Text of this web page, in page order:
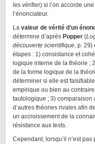
les vérifier) si l’on accorde une
l’énonciateur.
La valeur de vérité d’un
détermine d’après Popper (
découverte scientifique, p. 29)
étapes : 1) consistance et
logique interne de la théorie ;
de la forme logique de la
déterminer si elle est
empirique ou bien au contraire
tautologique ; 3) comparaison
d’autres théories rivales afin
un accroissement de la
résistance aux tests.
Cependant, lorsqu’il n’est